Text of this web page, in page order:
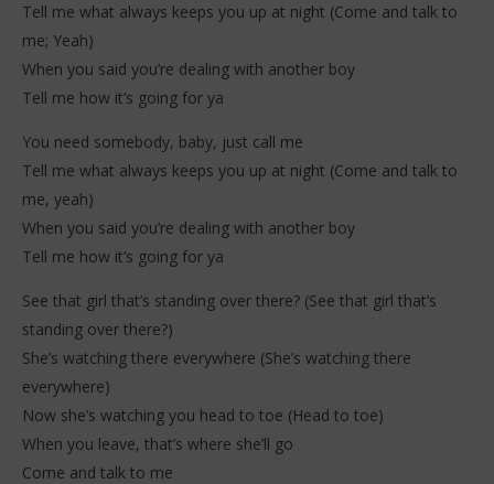
NOW VIEWING
PinkPantheress ft Yves – Stars + Yves (Lyrics)
21
2026
Stone
Tell me what always keeps you up at night (Come and talk to
me; Yeah)
When you said you’re dealing with another boy
Tell me how it’s going for ya
You need somebody, baby, just call me
Tell me what always keeps you up at night (Come and talk to
me, yeah)
When you said you’re dealing with another boy
Tell me how it’s going for ya
See that girl that’s standing over there? (See that girl that’s
standing over there?)
She’s watching there everywhere (She’s watching there
everywhere)
Now she’s watching you head to toe (Head to toe)
When you leave, that’s where she’ll go
Come and talk to me